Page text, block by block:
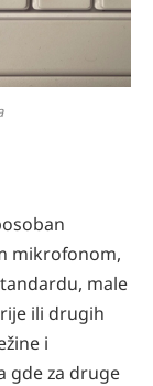
mikrofonom,
male
ili drugih
i
gde za druge